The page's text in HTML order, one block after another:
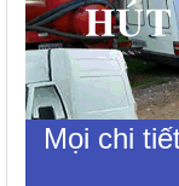
Mọi chi